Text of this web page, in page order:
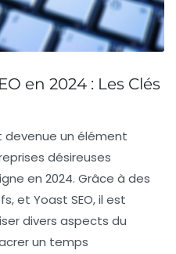
en 2024 : Les Clés
devenue un élément
désireuses
en 2024. Grâce à des
, et Yoast SEO, il est
divers aspects du
un temps